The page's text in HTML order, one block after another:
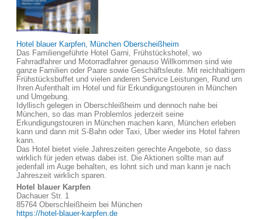
Hotel blauer Karpfen, München Oberscheißheim
Das Familiengeführte Hotel Garni, Frühstückshotel, wo
Fahrradfahrer und Motorradfahrer genauso Willkommen sind wie
ganze Familien oder Paare sowie Geschäftsleute. Mit reichhaltigem
Frühstücksbuffet und vielen anderen Service Leistungen, Rund um
Ihren Aufenthalt im Hotel und für Erkundigungstouren in München
und Umgebung.
Idyllisch gelegen in Oberschleißheim und dennoch nahe bei
München, so das man Problemlos jederzeit seine
Erkundigungstouren in München machen kann, München erleben
kann und dann mit S-Bahn oder Taxi, Uber wieder ins Hotel fahren
kann.
Das Hotel bietet viele Jahreszeiten gerechte Angebote, so dass
wirklich für jeden etwas dabei ist. Die Aktionen sollte man auf
jedenfall im Auge behalten, es lohnt sich und man kann je nach
Jahreszeit wirklich sparen.
Hotel blauer Karpfen
Dachauer Str. 1
85764 Oberschleißheim bei München
https://hotel-blauer-karpfen.de